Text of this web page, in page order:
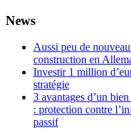
News
Aussi peu de
construction en
Investir 1 million
stratégie
3 avantages d’un
: protection contre
passif